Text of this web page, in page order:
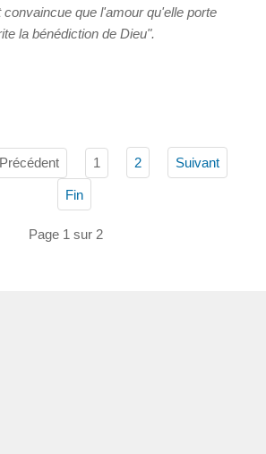
que l'amour qu'elle porte
la bénédiction de Dieu".
Précédent 1 2 Suivant
Fin
Page 1 sur 2